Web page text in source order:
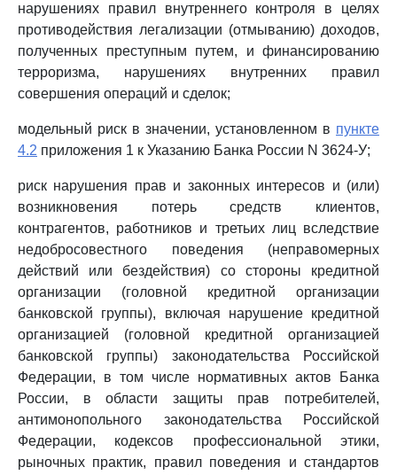
нарушениях правил внутреннего контроля в целях
противодействия легализации (отмыванию) доходов,
полученных преступным путем, и финансированию
терроризма, нарушениях внутренних правил
совершения операций и сделок;
модельный риск в значении, установленном в пункте
4.2 приложения 1 к Указанию Банка России N 3624-У;
риск нарушения прав и законных интересов и (или)
возникновения потерь средств клиентов,
контрагентов, работников и третьих лиц вследствие
недобросовестного поведения (неправомерных
действий или бездействия) со стороны кредитной
организации (головной кредитной организации
банковской группы), включая нарушение кредитной
организацией (головной кредитной организацией
банковской группы) законодательства Российской
Федерации, в том числе нормативных актов Банка
России, в области защиты прав потребителей,
антимонопольного законодательства Российской
Федерации, кодексов профессиональной этики,
рыночных практик, правил поведения и стандартов